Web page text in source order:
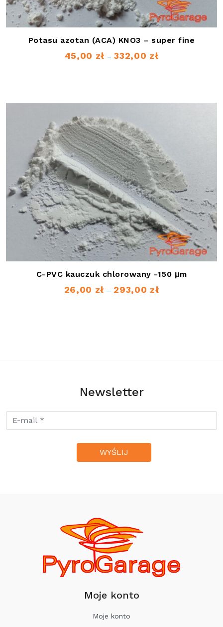
Potasu azotan (ACA) KNO3 – super fine
45,00 zł – 332,00 złZakres
C-PVC kauczuk chlorowany -150 μm
26,00 zł – 293,00 złZakres
Newsletter
Moje konto
Moje konto